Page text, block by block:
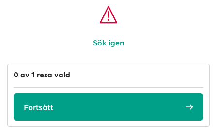
Sök igen
0 av 1 resa vald
Fortsätt